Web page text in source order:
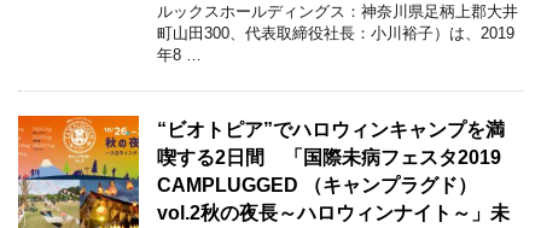
ルックスホールディングス：神奈川県足柄上郡大井
町山田300、代表取締役社長：小川裕子）は、2019
年8 …
“ビオトピア”でハロウィンキャンプを満
喫する2日間 「国際未病フェスタ2019
CAMPLUGGED （キャンプラグド）
vol.2秋の夜長～ハロウィンナイト～」未